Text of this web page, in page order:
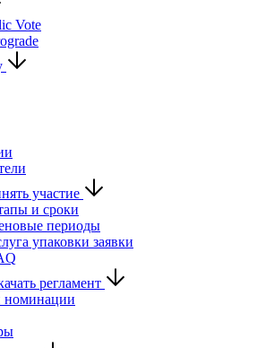
Vote
участие
и сроки
периоды
упаковки заявки
регламент
номинации